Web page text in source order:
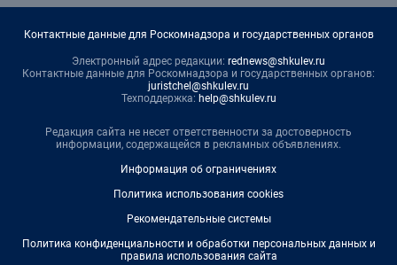
Контактные данные для Роскомнадзора и государственных органов
Электронный адрес редакции: rednews@shkulev.ru
Контактные данные для Роскомнадзора и государственных органов:
juristchel@shkulev.ru
Техподдержка: help@shkulev.ru
Редакция сайта не несет ответственности за достоверность
информации, содержащейся в рекламных объявлениях.
Информация об ограничениях
Политика использования cookies
Рекомендательные системы
Политика конфиденциальности и обработки персональных данных и
правила использования сайта